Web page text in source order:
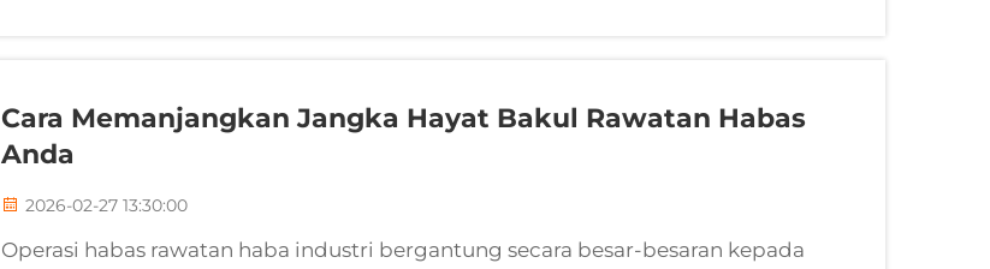
Cara Memanjangkan Jangka Hayat Bakul Rawatan Habas
Anda
2026-02-27 13:30:00
Operasi habas rawatan haba industri bergantung secara besar-besaran kepada